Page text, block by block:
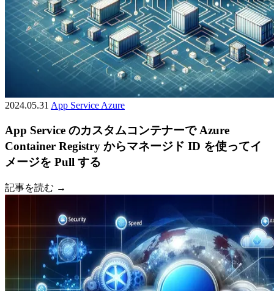
2024.05.31 App Service Azure
App Service のカスタムコンテナーで Azure
Container Registry からマネージド ID を使ってイ
メージを Pull する
記事を読む →